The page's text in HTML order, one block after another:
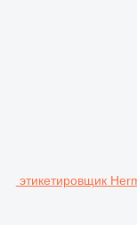
этикетировщик